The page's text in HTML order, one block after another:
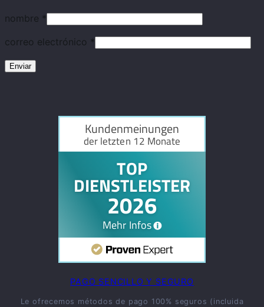
nombre *
correo electrónico *
PAGO SENCILLO Y SEGURO
Le ofrecemos métodos de pago 100% seguros (incluida